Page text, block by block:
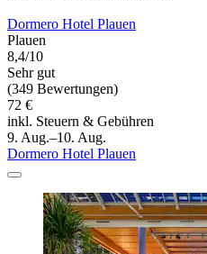
Dormero Hotel Plauen
Plauen
8,4/10
Sehr gut
(349 Bewertungen)
72 €
inkl. Steuern & Gebühren
9. Aug.–10. Aug.
Dormero Hotel Plauen